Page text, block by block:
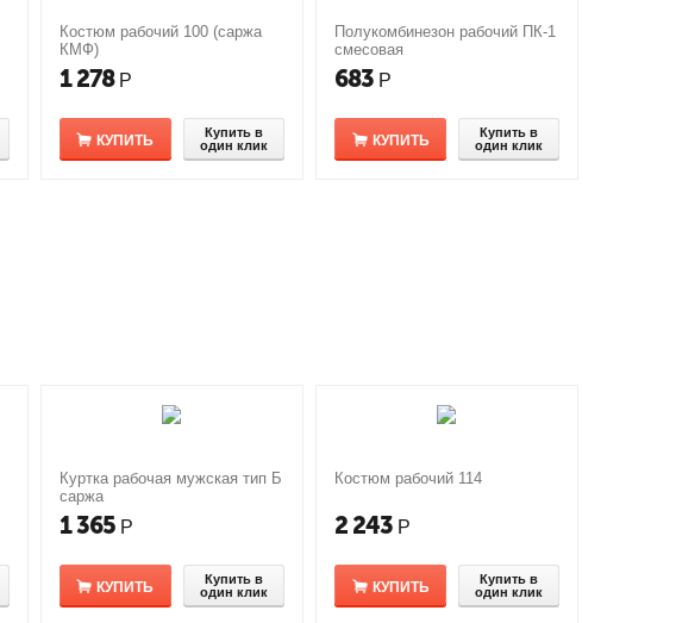
Костюм рабочий 100 (саржа
КМФ)
1 278 Р
КУПИТЬ
Купить в
один клик
Полукомбинезон рабочий ПК-1
смесовая
683 Р
КУПИТЬ
Купить в
один клик
Куртка рабочая мужская тип Б
саржа
1 365 Р
КУПИТЬ
Купить в
один клик
Костюм рабочий 114
2 243 Р
КУПИТЬ
Купить в
один клик